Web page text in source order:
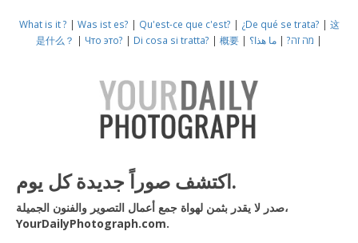
What is it ? | Was ist es? | Qu'est-ce que c'est? | ¿De qué se trata? | 这
是什么？ | Что это? | Di cosa si tratta? | 概要 | מה זה? | ما هذا؟ |
اكتشف صوراً جديدة كل يوم.
صدر لا يقدر بثمن لهواة جمع أعمال التصوير والفنون الجميلة،
YourDailyPhotograph.com.